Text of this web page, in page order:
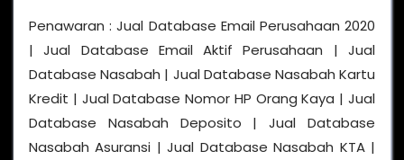
Penawaran : Jual Database Email Perusahaan 2020
| Jual Database Email Aktif Perusahaan | Jual
Database Nasabah | Jual Database Nasabah Kartu
Kredit | Jual Database Nomor HP Orang Kaya | Jual
Database Nasabah Deposito | Jual Database
Nasabah Asuransi | Jual Database Nasabah KTA |